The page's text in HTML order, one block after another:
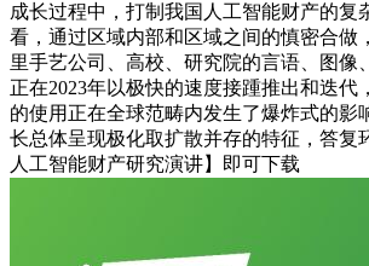
成长过程中，打制我国人工智能财产的复
看，通过区域内部和区域之间的慎密合做
里手艺公司、高校、研究院的言语、图像
正在2023年以极快的速度接踵推出和迭代
的使用正在全球范畴内发生了爆炸式的影
长总体呈现极化取扩散并存的特征，答复
人工智能财产研究演讲】即可下载